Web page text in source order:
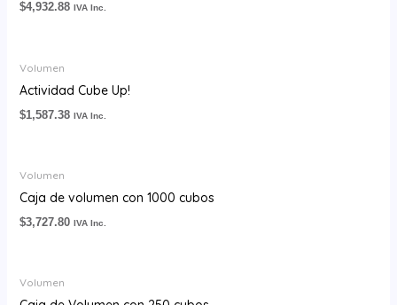
$4,932.88 IVA Inc.
Volumen
Actividad Cube Up!
$1,587.38 IVA Inc.
Volumen
Caja de volumen con 1000 cubos
$3,727.80 IVA Inc.
Volumen